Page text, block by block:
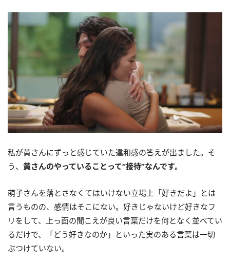
私が黄さんにずっと感じていた違和感の答えが出ました。そ
う、 黄さんのやっていることって“接待”なんです。
萌子さんを落とさなくてはいけない立場上「好きだよ」とは
言うものの、感情はそこにない。好きじゃないけど好きなフ
リをして、上っ面の聞こえが良い言葉だけを何となく並べてい
るだけで、「どう好きなのか」といった実のある言葉は一切
ぶつけていない。